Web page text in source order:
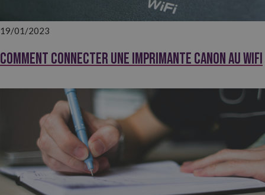
19/01/2023
Comment connecter une imprimante Canon au wifi